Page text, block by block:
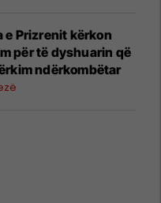
e Prizrenit kërkon
për të dyshuarin që
ndërkombëtar